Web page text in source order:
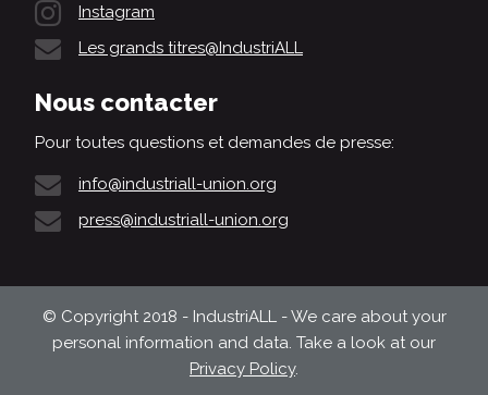
Instagram
Les grands titres@IndustriALL
Nous contacter
Pour toutes questions et demandes de presse:
info@industriall-union.org
press@industriall-union.org
© Copyright 2018 - IndustriALL - We care about your
personal information and data. Take a look at our
Privacy Policy.